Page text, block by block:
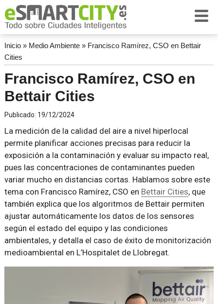
Inicio» Medio Ambiente» Francisco Ramírez, CSO en Bettair
Cities
Francisco Ramírez, CSO en
Bettair Cities
Publicado: 19/12/2024
La medición de la calidad del aire a nivel hiperlocal
permite planificar acciones precisas para reducir la
exposición a la contaminación y evaluar su impacto real,
pues las concentraciones de contaminantes pueden
variar mucho en distancias cortas. Hablamos sobre este
tema con Francisco Ramírez, CSO en Bettair Cities, que
también explica que los algoritmos de Bettair permiten
ajustar automáticamente los datos de los sensores
según el estado del equipo y las condiciones
ambientales, y detalla el caso de éxito de monitorización
medioambiental en L’Hospitalet de Llobregat.